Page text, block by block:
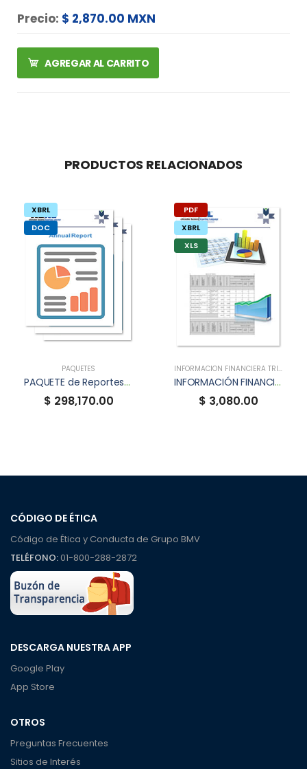
Precio: $ 2,870.00 MXN
AGREGAR AL CARRITO
PRODUCTOS RELACIONADOS
XBRL
DOC
PAQUETES
PAQUETE de Reportes Anuales XBRL
$ 298,170.00
PDF
XBRL
XLS
INFORMACIÓN FINANCIERA TRIMESTRAL (XBRL)
INFORMACIÓN FINANCIERA TRIMESTRAL XBRL DE SGMEX
$ 3,080.00
CÓDIGO DE ÉTICA
Código de Ética y Conducta de Grupo BMV
TELÉFONO:01-800-288-2872
DESCARGA NUESTRA APP
Google Play
App Store
OTROS
Preguntas Frecuentes
Sitios de Interés